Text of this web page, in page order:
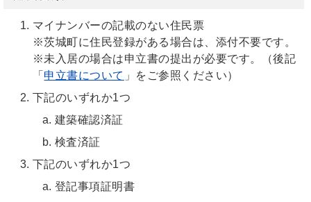
マイナンバーの記載のない住民票
※茨城町に住民登録がある場合は、添付不要です。
※未入居の場合は申立書の提出が必要です。（後記
「 申立書について 」をご参照ください）
下記のいずれか1つ
建築確認済証
検査済証
下記のいずれか1つ
登記事項証明書